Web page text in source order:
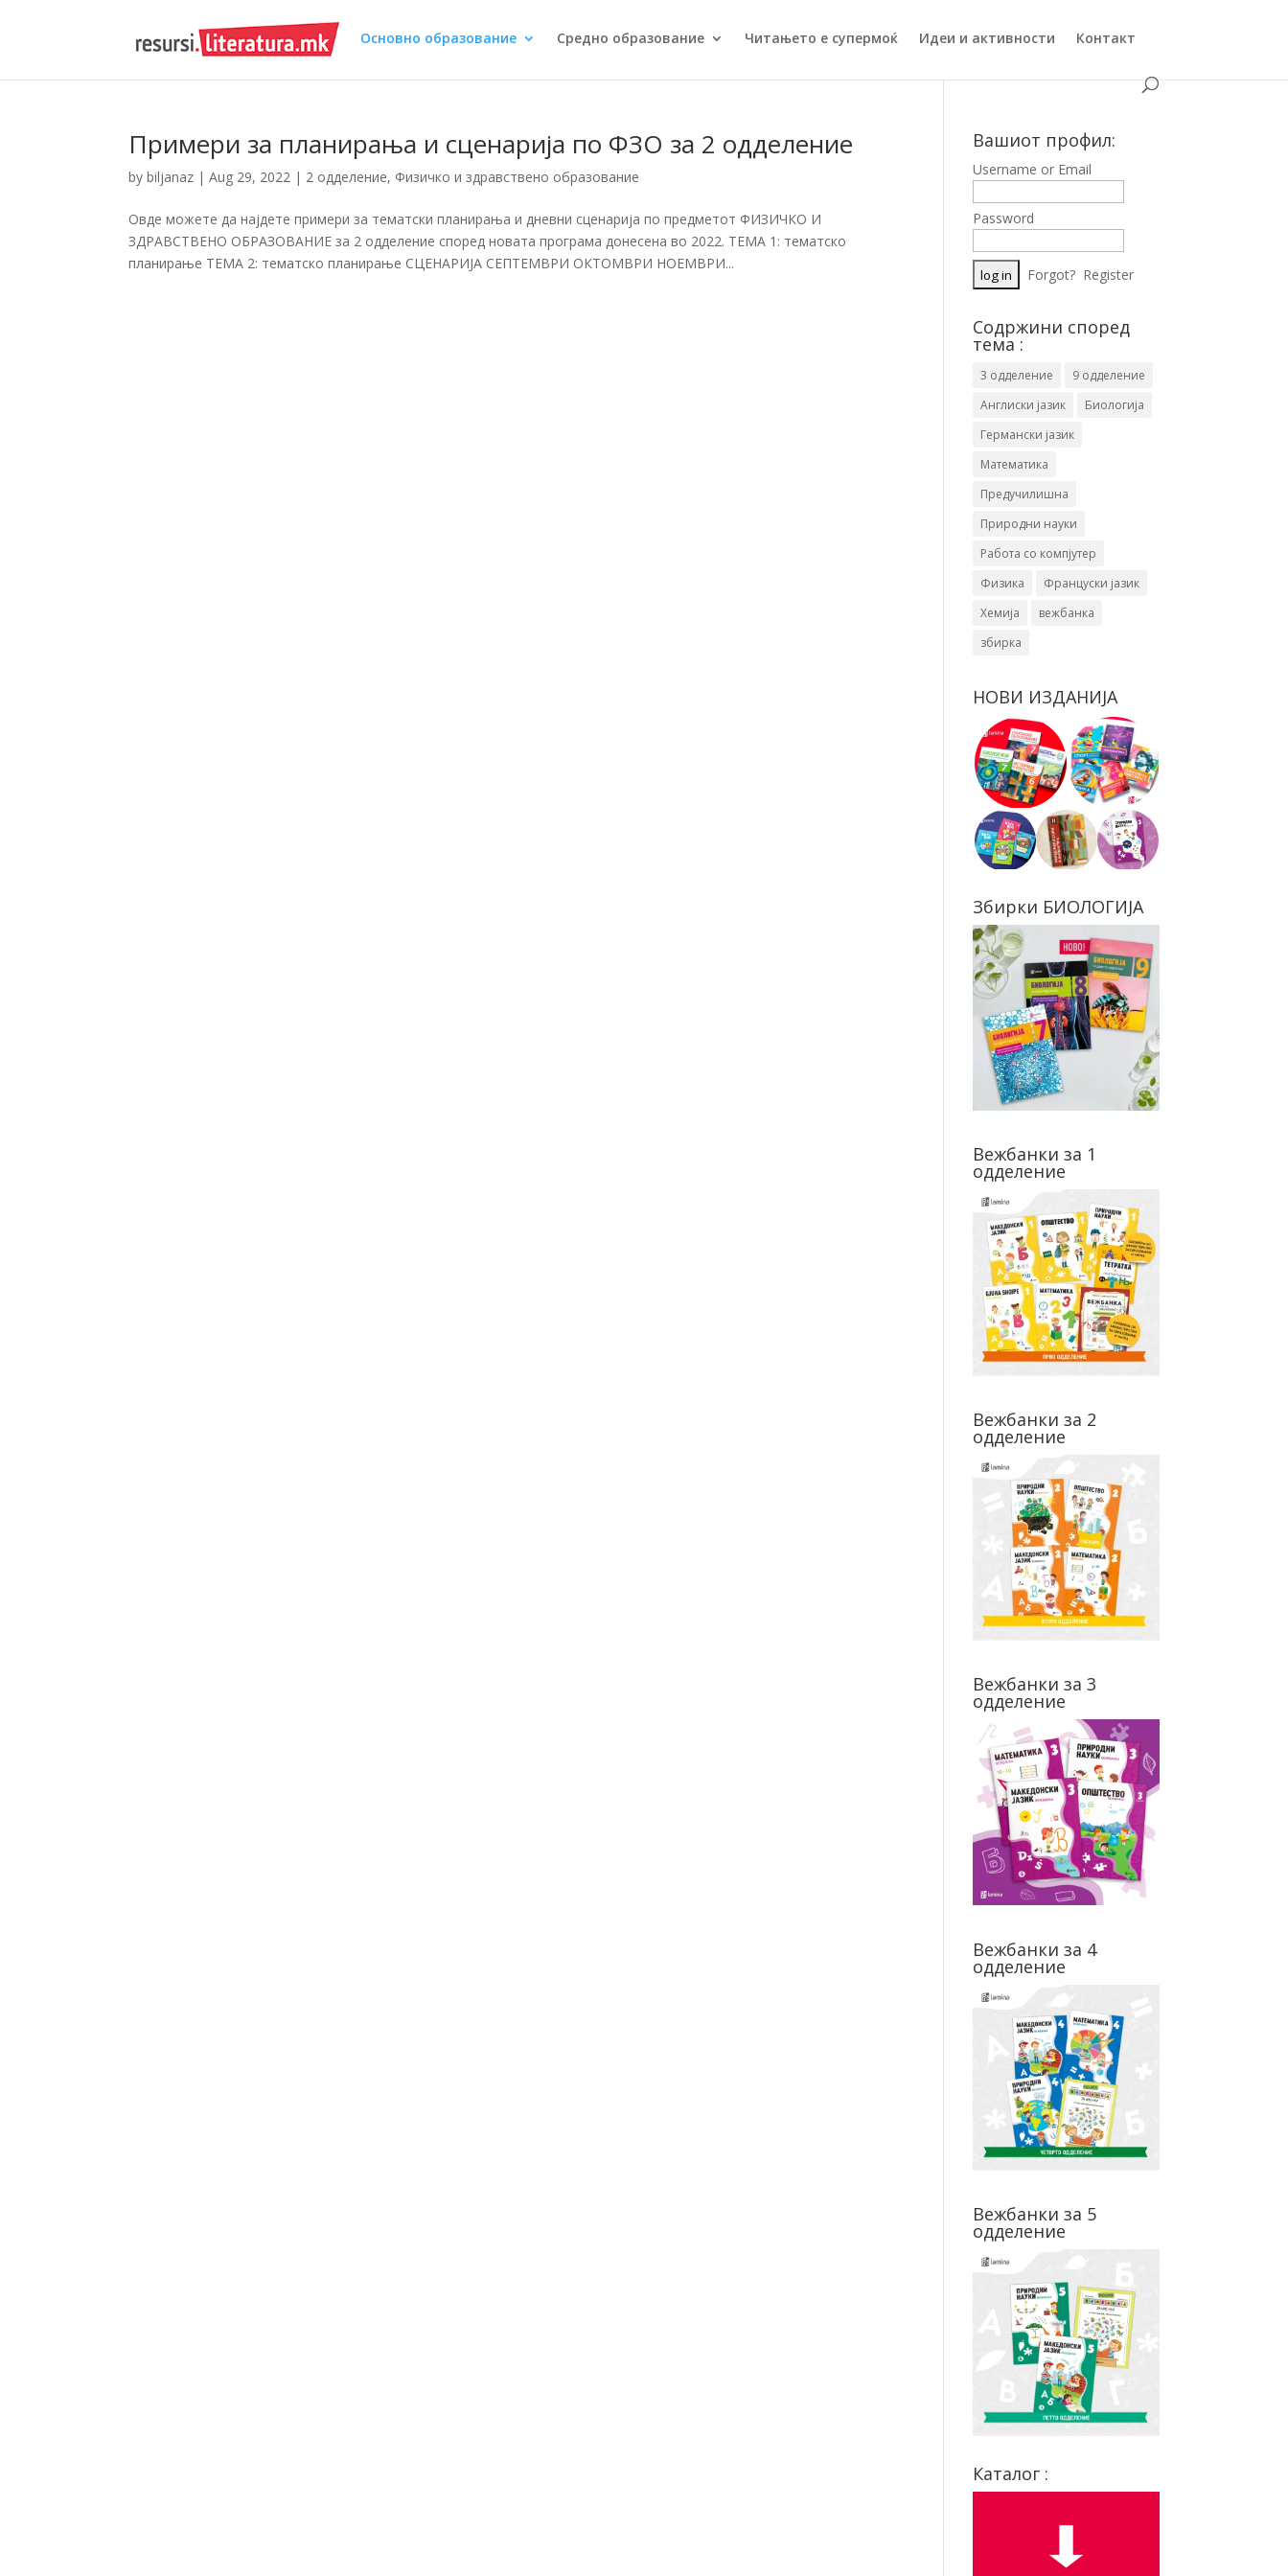
Основно образование Средно образование Читањето е супермоќ Идеи и активности Контакт
Примери за планирања и сценарија по ФЗО за 2 одделение
bybiljanaz |Aug 29, 2022 | 2 одделение, Физичко и здравствено образование
Овде можете да најдете примери за тематски планирања и дневни сценарија по предметот ФИЗИЧКО И
ЗДРАВСТВЕНО ОБРАЗОВАНИЕ за 2 одделение според новата програма донесена во 2022. ТЕМА 1: тематско
планирање ТЕМА 2: тематско планирање СЦЕНАРИЈА СЕПТЕМВРИ ОКТОМВРИ НОЕМВРИ...
Вашиот профил:
Username or Email
Password
Forgot? Register
Содржини според
тема :
3 одделение
9 одделение
Англиски јазик
Биологија
Германски јазик
Математика
Предучилишна
Природни науки
Работа со компјутер
Физика
Француски јазик
Хемија
вежбанка
збирка
НОВИ ИЗДАНИЈА
Збирки БИОЛОГИЈА
Вежбанки за 1
одделение
Вежбанки за 2
одделение
Вежбанки за 3
одделение
Вежбанки за 4
одделение
Вежбанки за 5
одделение
Каталог :